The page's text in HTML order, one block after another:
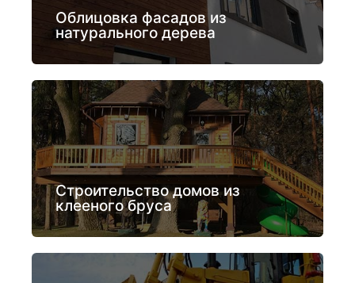
Облицовка фасадов из
натурального дерева
Строительство домов из
клееного бруса